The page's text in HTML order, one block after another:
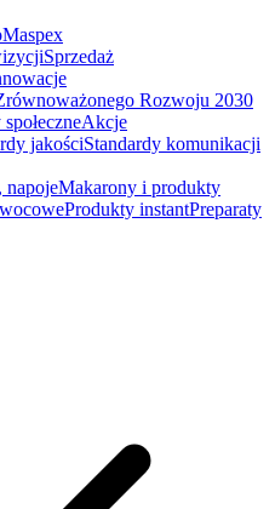
Sprzedaż
Rozwoju 2030
Akcje
jakościStandardy komunikacji
napojeMakarony i produkty
Produkty instantPreparaty